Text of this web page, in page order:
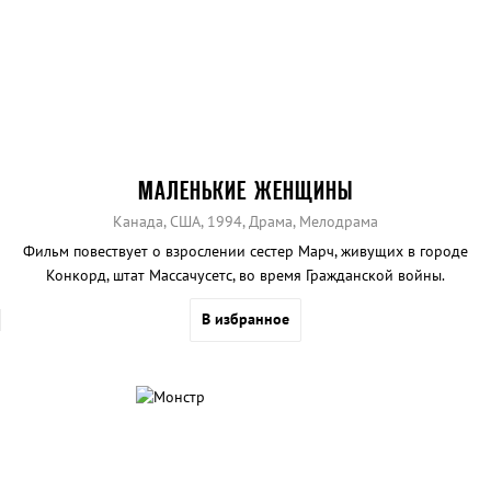
МАЛЕНЬКИЕ ЖЕНЩИНЫ
Канада, США, 1994, Драма, Мелодрама
Фильм повествует о взрослении сестер Марч, живущих в городе
Конкорд, штат Массачусетс, во время Гражданской войны.
В избранное